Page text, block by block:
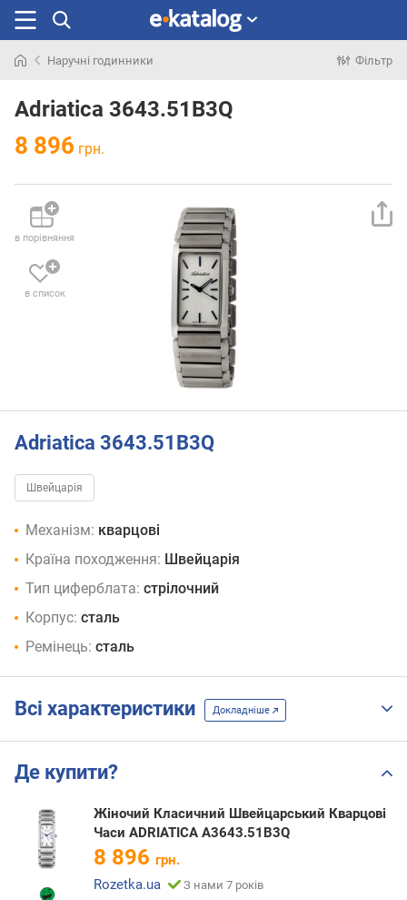
раніше
Наручні годинники Фільтр
Adriatica 3643.51B3Q
8 896 грн.
в порівняння
в список
Adriatica 3643.51B3Q
Швейцарія
Механізм: кварцові
Країна походження: Швейцарія
Тип циферблата: стрілочний
Корпус: сталь
Ремінець: сталь
Всі характеристики Докладніше
Де купити?
Жіночий Класичний Швейцарський Кварцові
Часи ADRIATICA A3643.51B3Q
8 896 грн.
Rozetka.ua
З нами 7 років